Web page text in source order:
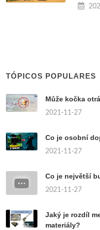
TÓPICOS POPULARES
Může kočka
2021-11-27
Co je osobní
2021-11-27
Co je největší
2021-11-27
Jaký je rozdíl
materiály?